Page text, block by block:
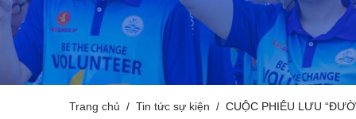
Trang chủ Tin tức sự kiện CUỘC PHIÊU LƯU